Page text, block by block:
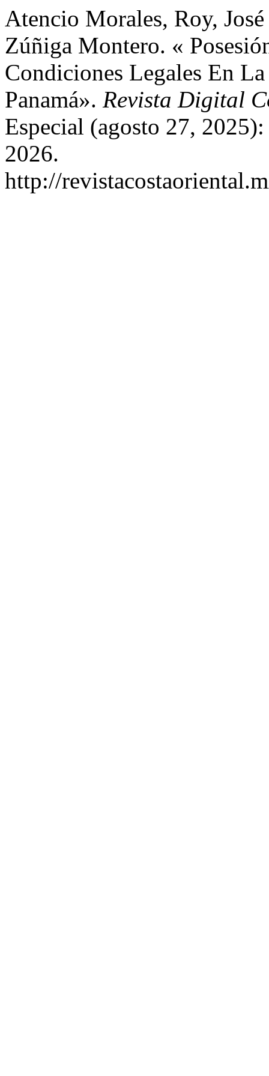
Atencio Morales, Roy,
Zúñiga Montero. «
Condiciones Legales En
Panamá». Revista Digital
Especial (agosto 27,
2026.
http://